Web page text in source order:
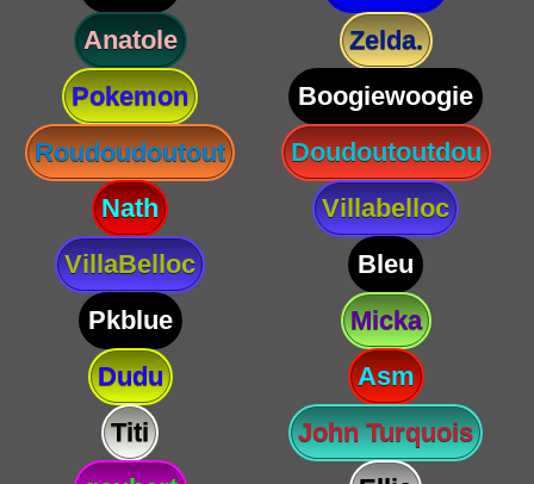
Anatole
Zelda.
Pokemon
Boogiewoogie
Roudoudoutout
Doudoutoutdou
Nath
Villabelloc
VillaBelloc
Bleu
Pkblue
Micka
Dudu
Asm
Titi
John Turquois